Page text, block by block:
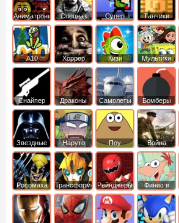
Аниматроники Спецназ
Супер
бойцы
Танчики
А10 Хоррор Кизи Мультики
Снайпер Драконы Самолеты Бомберы
Звездные
войны
Наруто Поу Война
Росомаха ТрансформерыРейнджеры
Самураи
Финис и
Ферб